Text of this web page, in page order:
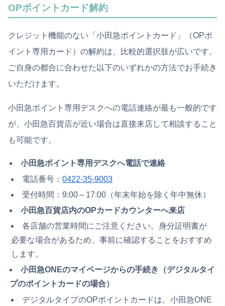
OPポイントカード解約
クレジット機能のない「小田急ポイントカード」（OPポ
イント専用カード）の解約は、比較的選択肢が広いです。
ご自身の都合に合わせた以下のいずれかの方法でお手続き
いただけます。
小田急ポイント専用デスクへの電話連絡が最も一般的です
が、小田急百貨店が近い場合は直接来店して相談すること
も可能です。
小田急ポイント専用デスクへ電話で連絡
電話番号：0422-35-9003
受付時間：9:00～17:00（年末年始を除く年中無休）
小田急百貨店内のOPカードカウンターへ来店
各店舗の営業時間にご注意ください。身分証明書が
必要な場合があるため、事前に確認することをおすすめ
します。
小田急ONEのマイページからの手続き（デジタルタイ
プのポイントカードの場合）
デジタルタイプのOPポイントカードは、小田急ONE